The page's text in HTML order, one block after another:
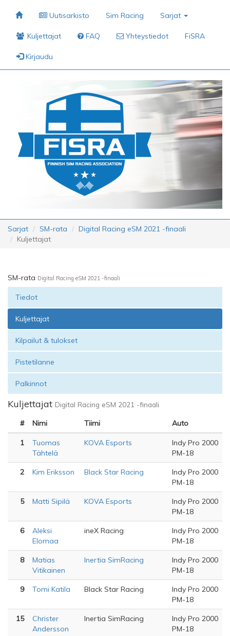
Uutisarkisto Sim Racing Sarjat
Kuljettajat FAQ Yhteystiedot FiSRA
Kirjaudu
Sarjat SM-rata
Digital Racing eSM 2021 -finaali
Kuljettajat
SM-rata Digital Racing eSM 2021 -finaali
Tiedot
Kuljettajat
Kilpailut & tulokset
Pistetilanne
Palkinnot
Kuljettajat Digital Racing eSM 2021 -finaali
# Nimi Tiimi Auto
1
Tuomas
Tähtelä
KOVA Esports
Indy Pro 2000
PM-18
2 Kim Eriksson Black Star Racing
Indy Pro 2000
PM-18
5 Matti Sipilä KOVA Esports
Indy Pro 2000
PM-18
6
Aleksi
Elomaa
ineX Racing
Indy Pro 2000
PM-18
8
Matias
Vitikainen
Inertia SimRacing
Indy Pro 2000
PM-18
9 Tomi Katila Black Star Racing
Indy Pro 2000
PM-18
15
Christer
Andersson
Inertia SimRacing
Indy Pro 2000
PM-18